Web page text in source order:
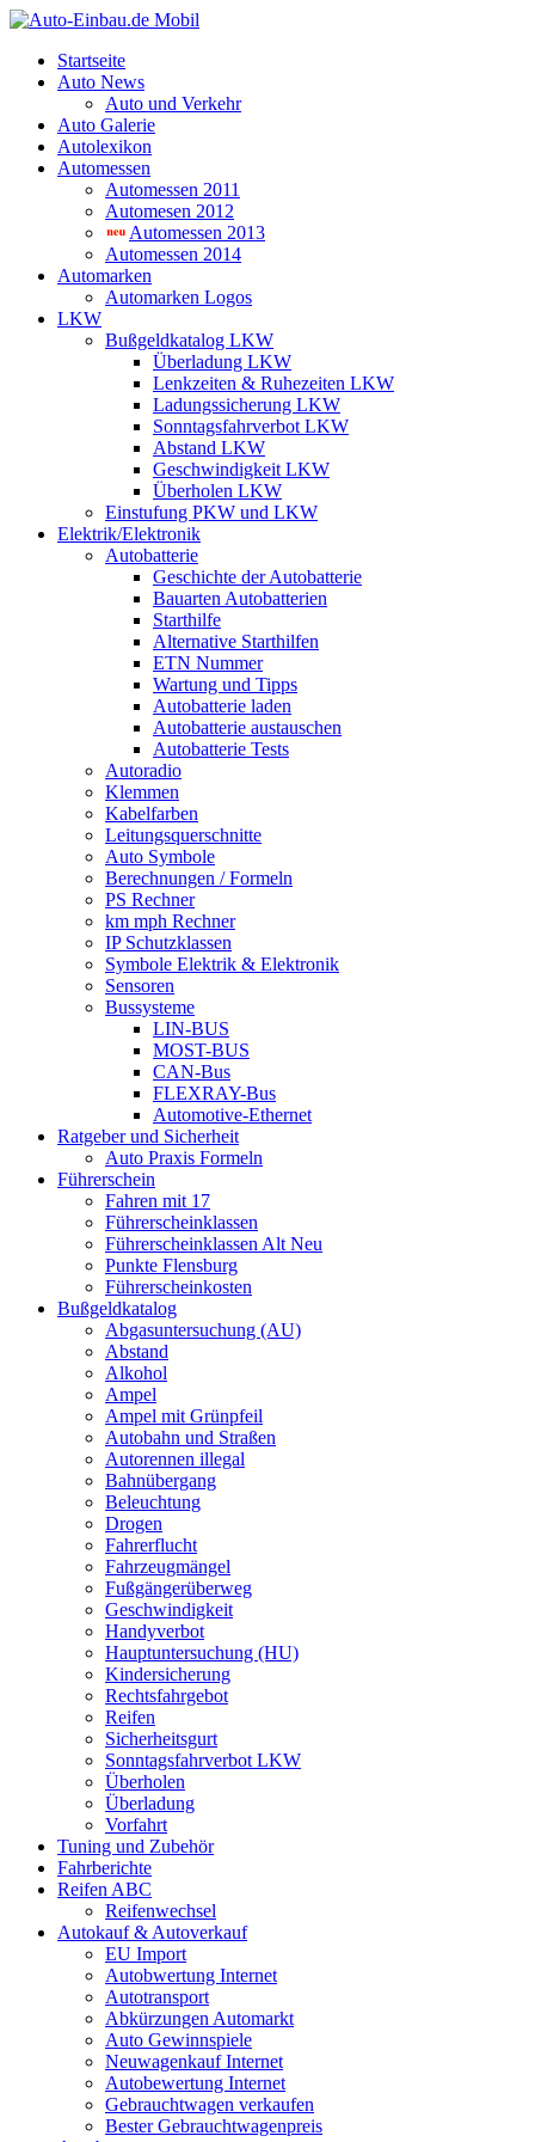
Startseite
Auto News
Auto und Verkehr
Auto Galerie
Autolexikon
Automessen
Automessen 2011
Automesen 2012
Automessen 2013
Automessen 2014
Automarken
Automarken Logos
LKW
Bußgeldkatalog LKW
Überladung LKW
Lenkzeiten & Ruhezeiten LKW
Ladungssicherung LKW
Sonntagsfahrverbot LKW
Abstand LKW
Geschwindigkeit LKW
Überholen LKW
Einstufung PKW und LKW
Elektrik/Elektronik
Autobatterie
Geschichte der Autobatterie
Bauarten Autobatterien
Starthilfe
Alternative Starthilfen
ETN Nummer
Wartung und Tipps
Autobatterie laden
Autobatterie austauschen
Autobatterie Tests
Autoradio
Klemmen
Kabelfarben
Leitungsquerschnitte
Auto Symbole
Berechnungen / Formeln
PS Rechner
km mph Rechner
IP Schutzklassen
Symbole Elektrik & Elektronik
Sensoren
Bussysteme
LIN-BUS
MOST-BUS
CAN-Bus
FLEXRAY-Bus
Automotive-Ethernet
Ratgeber und Sicherheit
Auto Praxis Formeln
Führerschein
Fahren mit 17
Führerscheinklassen
Führerscheinklassen Alt Neu
Punkte Flensburg
Führerscheinkosten
Bußgeldkatalog
Abgasuntersuchung (AU)
Abstand
Alkohol
Ampel
Ampel mit Grünpfeil
Autobahn und Straßen
Autorennen illegal
Bahnübergang
Beleuchtung
Drogen
Fahrerflucht
Fahrzeugmängel
Fußgängerüberweg
Geschwindigkeit
Handyverbot
Hauptuntersuchung (HU)
Kindersicherung
Rechtsfahrgebot
Reifen
Sicherheitsgurt
Sonntagsfahrverbot LKW
Überholen
Überladung
Vorfahrt
Tuning und Zubehör
Fahrberichte
Reifen ABC
Reifenwechsel
Autokauf & Autoverkauf
EU Import
Autobwertung Internet
Autotransport
Abkürzungen Automarkt
Auto Gewinnspiele
Neuwagenkauf Internet
Autobewertung Internet
Gebrauchtwagen verkaufen
Bester Gebrauchtwagenpreis